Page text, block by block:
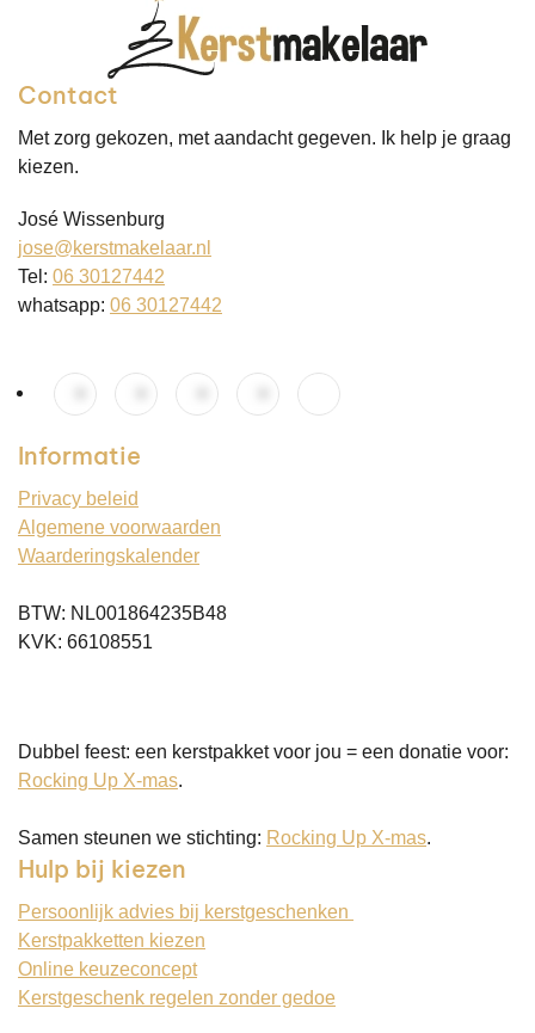
Contact
Met zorg gekozen, met aandacht gegeven. Ik help je graag
kiezen.
José Wissenburg
jose@kerstmakelaar.nl
Tel: 06 30127442
whatsapp: 06 30127442
Informatie
Privacy beleid
Algemene voorwaarden
Waarderingskalender
BTW: NL001864235B48
KVK: 66108551
Dubbel feest: een kerstpakket voor jou = een donatie voor:
Rocking Up X-mas.
Samen steunen we stichting: Rocking Up X-mas.
Hulp bij kiezen
Persoonlijk advies bij kerstgeschenken
Kerstpakketten kiezen
Online keuzeconcept
Kerstgeschenk regelen zonder gedoe